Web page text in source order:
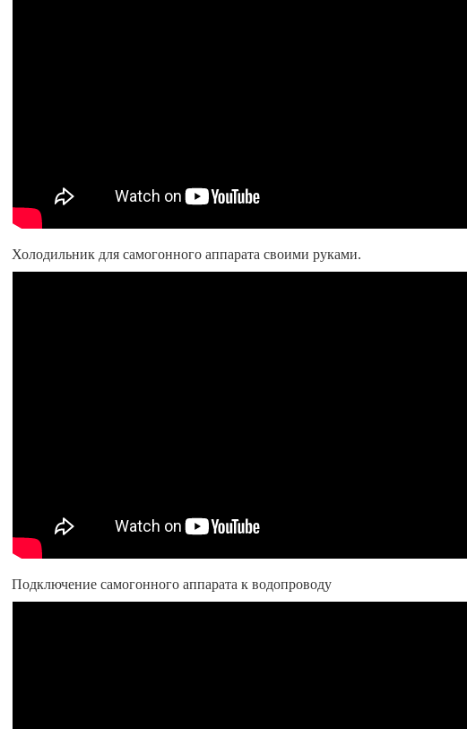
Холодильник для самогонного аппарата своими руками.
Подключение самогонного аппарата к водопроводу